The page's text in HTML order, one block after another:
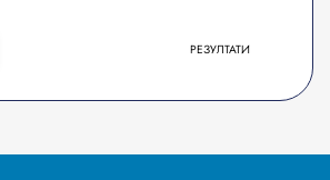
РЕЗУЛТАТИ